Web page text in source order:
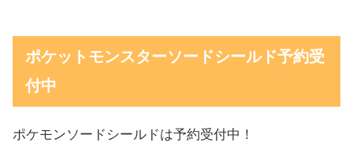
ポケットモンスターソードシールド予約受
付中
ポケモンソードシールドは予約受付中！